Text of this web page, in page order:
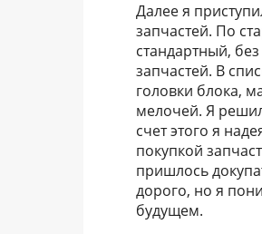
Далее я
запчастей. По
стандартный,
запчастей. В
головки блока,
мелочей. Я
счет этого я
покупкой
пришлось
дорого, но я
будущем.